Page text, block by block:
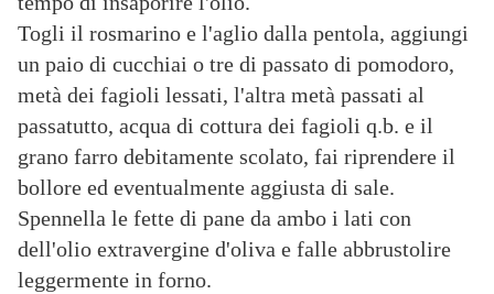
Togli il rosmarino e l'aglio dalla pentola, aggiungi
un paio di cucchiai o tre di passato di pomodoro,
metà dei fagioli lessati, l'altra metà passati al
passatutto, acqua di cottura dei fagioli q.b. e il
grano farro debitamente scolato, fai riprendere il
bollore ed eventualmente aggiusta di sale.
Spennella le fette di pane da ambo i lati con
dell'olio extravergine d'oliva e falle abbrustolire
leggermente in forno.